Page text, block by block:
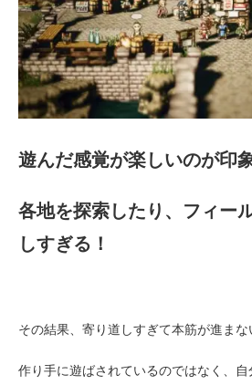
遊んだ感覚が楽しいのが印
各地を探索したり、フィー
しすぎる！
その結果、寄り道しすぎて本筋が進ま
作り手に遊ばされているのではなく、